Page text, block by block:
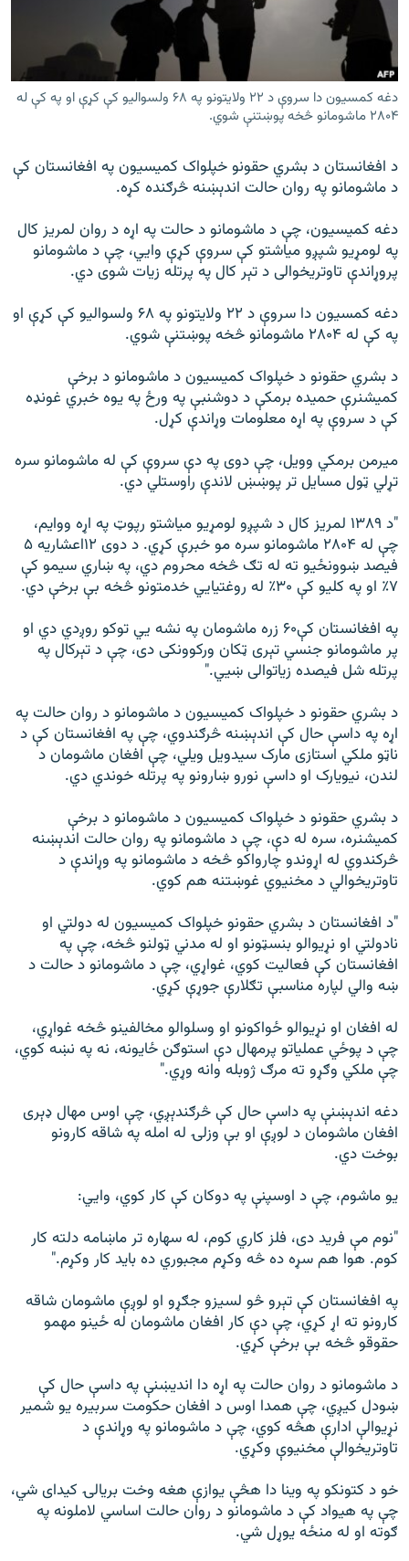
اړیکه
دري پاڼه
Azadi English
د ازادې اروپا/ ازادي راډيو ټولې پاڼې
دغه کمسیون دا سروې د ۲۲ ولایتونو په ۶۸ ولسوالیو کې کړې او په کې له
۲۸۰۴ ماشومانو څخه پوښتنې شوي.
د افغانستان د بشري حقونو خپلواک کمیسیون په افغانستان کې
د ماشومانو په روان حالت اندېښنه څرګنده کړه.
دغه کمیسیون، چې د ماشومانو د حالت په اړه د روان لمریز کال
په لومړیو شپږو میاشتو کې سروې کړې وایي، چې د ماشومانو
پروړاندې تاوتریخوالی د تېر کال په پرتله زیات شوی دي.
دغه کمسیون دا سروې د ۲۲ ولایتونو په ۶۸ ولسوالیو کې کړې او
په کې له ۲۸۰۴ ماشومانو څخه پوښتنې شوي.
د بشري حقونو د خپلواک کمیسیون د ماشومانو د برخې
کمیشنرې حمیده برمکې د دوشنبې په ورځ په یوه خبري غونډه
کې د سروې په اړه معلومات وړاندې کړل.
میرمن برمکي وویل، چې دوی په دې سروې کې له ماشومانو سره
تړلي ټول مسایل تر پوښښ لاندې راوستلي دي.
"د ۱۳۸۹ لمریز کال د شپږو لومړیو میاشتو رپوټ په اړه ووایم،
چې له ۲۸۰۴ ماشومانو سره مو خبرې کړي. د دوی ۱۲اعشاریه ۵
فیصد ښوونځیو ته له تګ څخه محروم دي، په ښاري سیمو کې
۷٪ او په کلیو کې ۳۰٪ له روغتیايي خدمتونو څخه بې برخې دي.
په افغانستان کې۶۰ زره ماشومان په نشه يي توکو روږدي دي او
پر ماشومانو جنسي تېری ټکان ورکوونکی دی، چې د تېرکال په
پرتله شل فیصده زیاتوالی ښيي."
د بشري حقونو د خپلواک کمیسیون د ماشومانو د روان حالت په
اړه په داسې حال کې اندېښنه څرګندوي، چې په افغانستان کې د
ناټو ملکي استازی مارک سیدویل ويلي، چې افغان ماشومان د
لندن، نیویارک او داسې نورو ښارونو په پرتله خوندي دي.
د بشري حقونو د خپلواک کمیسیون د ماشومانو د برخې
کمیشنره، سره له دې، چې د ماشومانو په روان حالت اندېښنه
څرکندوي له اړوندو چارواکو څخه د ماشومانو په وړاندې د
تاوتریخوالي د مخنیوي غوښتنه هم کوي.
"د افغانستان د بشري حقونو خپلواک کمیسیون له دولتي او
نادولتي او نړیوالو بنسټونو او له مدني ټولنو څخه، چې په
افغانستان کې فعالیت کوي، غواړي، چې د ماشومانو د حالت د
ښه والي لپاره مناسبې تګلارې جوړې کړي.
له افغان او نړیوالو ځواکونو او وسلوالو مخالفینو څخه غواړي،
چې د پوځي عملیاتو پرمهال دې استوګن ځایونه، نه په نښه کوي،
چې ملکي وګړو ته مرګ ژوبله وانه وړي."
دغه اندېښنې په داسې حال کې څرګندېږي، چې اوس مهال ډېری
افغان ماشومان د لوږې او بې وزلۍ له امله په شاقه کارونو
بوخت دي.
یو ماشوم، چې د اوسپنې په دوکان کې کار کوي، وايي:
"نوم مې فرید دی، فلز کاري کوم، له سهاره تر ماښامه دلته کار
کوم. هوا هم سړه ده څه وکړم مجبوري ده باید کار وکړم."
په افغانستان کې تېرو څو لسیزو جګړو او لوږې ماشومان شاقه
کارونو ته اړ کړي، چې دې کار افغان ماشومان له ځینو مهمو
حقوقو څخه بې برخې کړي.
د ماشومانو د روان حالت په اړه دا اندیښنې په داسې حال کې
ښودل کیږي، چې همدا اوس د افغان حکومت سربیره یو شمیر
نړیوالې ادارې هڅه کوي، چې د ماشومانو په وړاندې د
تاوتریخوالې مخنیوې وکړي.
خو د کتونکو په وینا دا هڅې یوازې هغه وخت بریالۍ کیدای شي،
چې په هیواد کې د ماشومانو د روان حالت اساسي لاملونه په
ګوته او له منځه یوړل شي.